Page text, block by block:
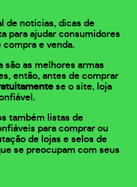
de notícias, dicas de
para ajudar consumidores
e venda.
são as melhores armas
então, antes de comprar
se o site, loja
também listas de
para comprar ou
de lojas e selos de
se preocupam com seus